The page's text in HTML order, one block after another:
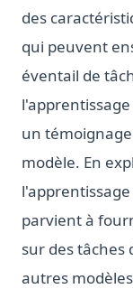
des
qui peuvent
éventail de
un
modèle. En
parvient à
sur des tâches
autres